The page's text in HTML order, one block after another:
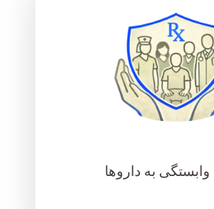
به داروها